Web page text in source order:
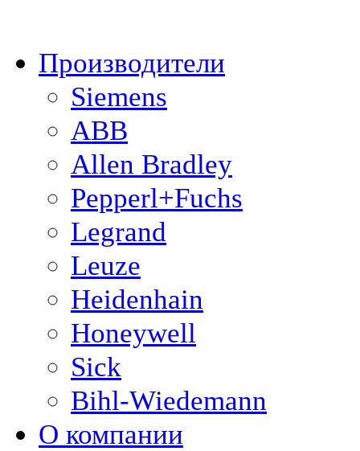
Производители
Siemens
ABB
Allen Bradley
Pepperl+Fuchs
Legrand
Leuze
Heidenhain
Honeywell
Sick
Bihl-Wiedemann
О компании